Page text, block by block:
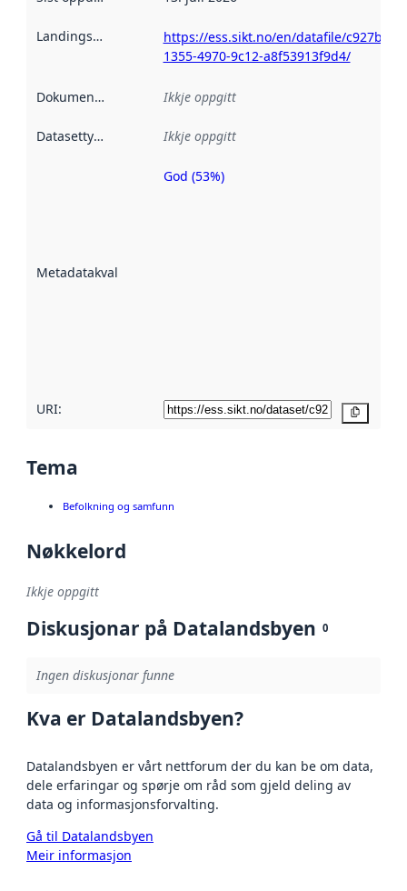
Landingsside
https://ess.sikt.no/en/datafile/c927b7cf-
1355-4970-9c12-a8f53913f9d4/
Dokumentasjon Ikkje oppgitt
Datasettype Ikkje oppgitt
Metadatakvalitet
Metadatakvalitet
God (53%)
URI:
Tema
Befolkning og samfunn
Nøkkelord
Ikkje oppgitt
Diskusjonar på Datalandsbyen 0
Ingen diskusjonar funne
Kva er Datalandsbyen?
Datalandsbyen er vårt nettforum der du kan be om data,
dele erfaringar og spørje om råd som gjeld deling av
data og informasjonsforvalting.
Gå til Datalandsbyen
Meir informasjon